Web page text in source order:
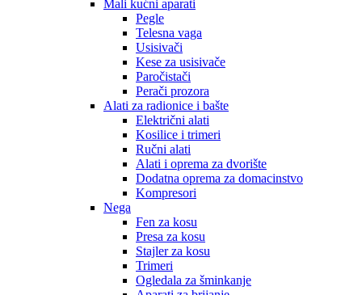
Mali kućni aparati
Pegle
Telesna vaga
Usisivači
Kese za usisivače
Paročistači
Perači prozora
Alati za radionice i bašte
Električni alati
Kosilice i trimeri
Ručni alati
Alati i oprema za dvorište
Dodatna oprema za domacinstvo
Kompresori
Nega
Fen za kosu
Presa za kosu
Stajler za kosu
Trimeri
Ogledala za šminkanje